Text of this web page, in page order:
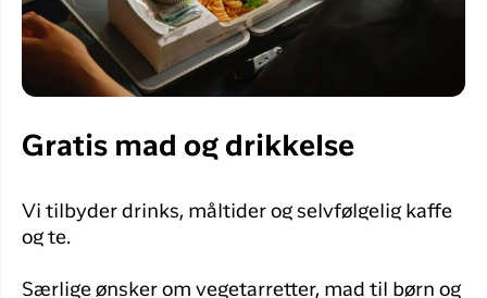
Gratis mad og drikkelse
Vi tilbyder drinks, måltider og selvfølgelig kaffe
og te.
Særlige ønsker om vegetarretter, mad til børn og